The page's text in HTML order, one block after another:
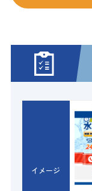
イメージ